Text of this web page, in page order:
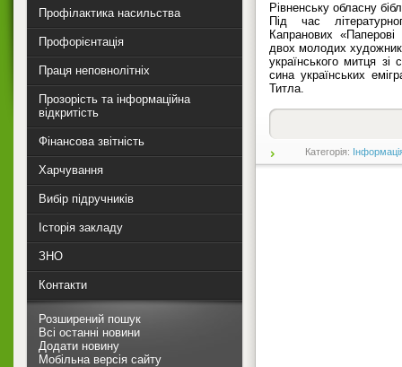
Рівненську обласну
Під час
Капранових
двох молодих
українського митця
сина українських
Титла.
Категорія:
Профілактика насильства
Профорієнтація
Праця неповнолітніх
Прозорість та інформаційна
відкритість
Фінансова звітність
Харчування
Вибір підручників
Історія закладу
ЗНО
Контакти
Розширений пошук
Всі останні новини
Додати новину
Мобільна версія сайту